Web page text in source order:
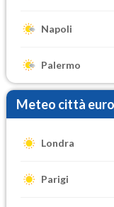
Napoli
Palermo
Meteo città
Londra
Parigi